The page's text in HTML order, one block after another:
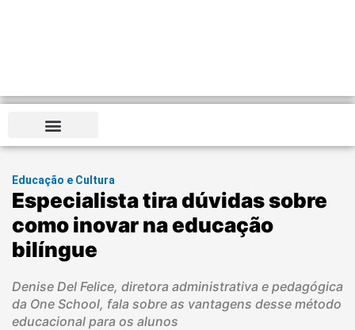
Educação e Cultura
Especialista tira dúvidas sobre
como inovar na educação
bilíngue
Denise Del Felice, diretora administrativa e pedagógica
da One School, fala sobre as vantagens desse método
educacional para os alunos